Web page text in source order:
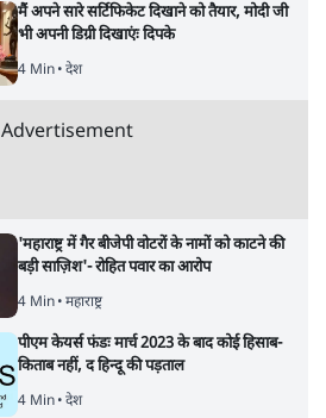
मैं अपने सारे सर्टिफिकेट दिखाने को तैयार, मोदी जी
भी अपनी डिग्री दिखाएंः दिपके
4 Min• देश
Advertisement
'महाराष्ट्र में गैर बीजेपी वोटरों के नामों को काटने की
बड़ी साज़िश'- रोहित पवार का आरोप
4 Min• महाराष्ट्र
पीएम केयर्स फंडः मार्च 2023 के बाद कोई हिसाब-
किताब नहीं, द हिन्दू की पड़ताल
4 Min• देश